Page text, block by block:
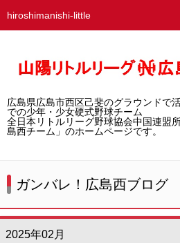
hiroshimanishi-little
広島県広島市西区己斐のグラウンドで
での少年・少女硬式野球チーム
全日本リトルリーグ野球協会中国連盟
島西チーム」のホームページです。
広島西チームとは
選手募集／体験・見学
試合結果
ガンバレ！広島西ブログ
2025年02月